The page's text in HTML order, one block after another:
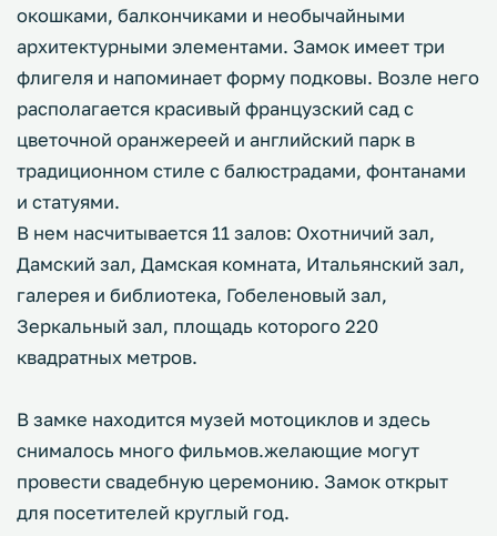
окошками, балкончиками и необычайными
архитектурными элементами. Замок имеет три
флигеля и напоминает форму подковы. Возле него
располагается красивый французский сад с
цветочной оранжереей и английский парк в
традиционном стиле с балюстрадами, фонтанами
и статуями.
В нем насчитывается 11 залов: Охотничий зал,
Дамский зал, Дамская комната, Итальянский зал,
галерея и библиотека, Гобеленовый зал,
Зеркальный зал, площадь которого 220
квадратных метров.
В замке находится музей мотоциклов и здесь
снималось много фильмов.желающие могут
провести свадебную церемонию. Замок открыт
для посетителей круглый год.